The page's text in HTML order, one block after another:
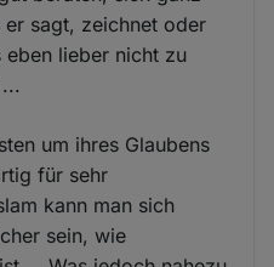
sagt, zeichnet oder
eben lieber nicht zu
um ihres Glaubens
für sehr
kann man sich
sein, wie